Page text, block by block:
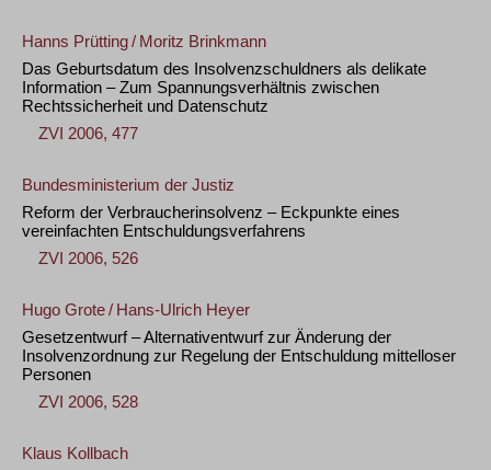
Hanns Prütting/ Moritz Brinkmann
Das Geburtsdatum des Insolvenzschuldners als delikate
Information – Zum Spannungsverhältnis zwischen
Rechtssicherheit und Datenschutz
ZVI 2006, 477
Bundesministerium der Justiz
Reform der Verbraucherinsolvenz – Eckpunkte eines
vereinfachten Entschuldungsverfahrens
ZVI 2006, 526
Hugo Grote/ Hans-Ulrich Heyer
Gesetzentwurf – Alternativentwurf zur Änderung der
Insolvenzordnung zur Regelung der Entschuldung mittelloser
Personen
ZVI 2006, 528
Klaus Kollbach